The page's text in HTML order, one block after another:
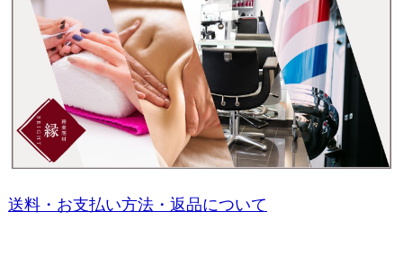
送料・お支払い方法・返品について